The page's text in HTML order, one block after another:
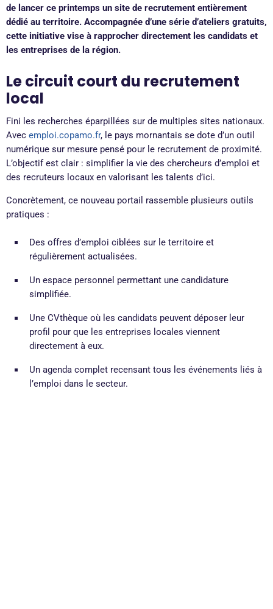
de lancer ce printemps un site de recrutement entièrement
dédié au territoire. Accompagnée d’une série d’ateliers gratuits,
cette initiative vise à rapprocher directement les candidats et
les entreprises de la région.
Le circuit court du recrutement
local
Fini les recherches éparpillées sur de multiples sites nationaux.
Avec emploi.copamo.fr, le pays mornantais se dote d’un outil
numérique sur mesure pensé pour le recrutement de proximité.
L’objectif est clair : simplifier la vie des chercheurs d’emploi et
des recruteurs locaux en valorisant les talents d’ici.
Concrètement, ce nouveau portail rassemble plusieurs outils
pratiques :
Des offres d’emploi ciblées sur le territoire et
régulièrement actualisées.
Un espace personnel permettant une candidature
simplifiée.
Une CVthèque où les candidats peuvent déposer leur
profil pour que les entreprises locales viennent
directement à eux.
Un agenda complet recensant tous les événements liés à
l’emploi dans le secteur.